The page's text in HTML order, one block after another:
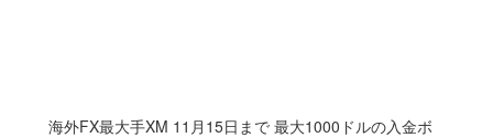
海外FX最大手XM 11月15日まで 最大1000ドルの入金ボ